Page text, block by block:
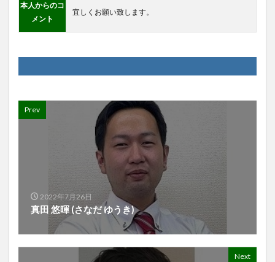
本人からのコ
メント
宜しくお願い致します。
Prev
2022年7月26日
真田 悠暉 (さなだ ゆうき)
Next